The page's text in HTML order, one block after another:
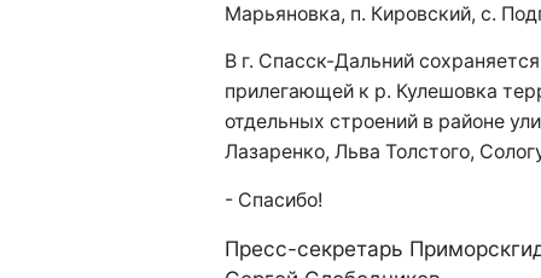
Марьяновка, п. Кировский, с.
В г. Спасск-Дальний
прилегающей к р. Кулешовка
отдельных строений в районе
Лазаренко, Льва Толстого,
- Спасибо!
Пресс-секретарь